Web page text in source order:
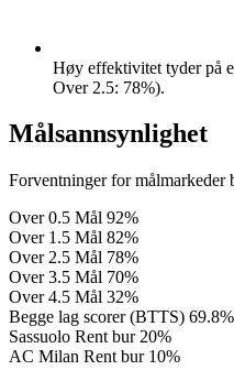
Høy effektivitet tyder på
Over 2.5: 78%).
Målsannsynlighet
Forventninger for målmarkeder
Over 0.5 Mål 92%
Over 1.5 Mål 82%
Over 2.5 Mål 78%
Over 3.5 Mål 70%
Over 4.5 Mål 32%
Begge lag scorer (BTTS) 69.8%
Sassuolo Rent bur 20%
AC Milan Rent bur 10%